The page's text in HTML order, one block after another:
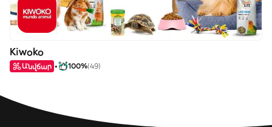
Kiwoko
Անվճար 100%(49)